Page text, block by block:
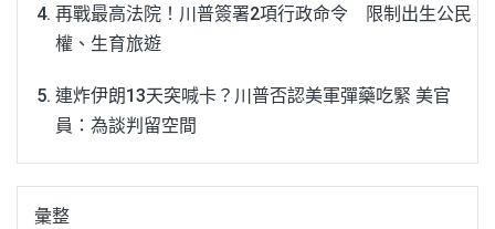
再戰最高法院！川普簽署2項行政命令 限制出生公民
權、生育旅遊
連炸伊朗13天突喊卡？川普否認美軍彈藥吃緊 美官
員：為談判留空間
彙整